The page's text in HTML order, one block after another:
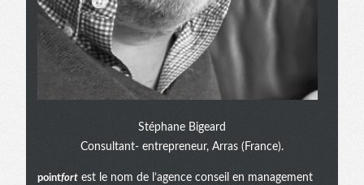
Stéphane Bigeard
Consultant- entrepreneur, Arras (France).
pointfort est le nom de l’agence conseil en management